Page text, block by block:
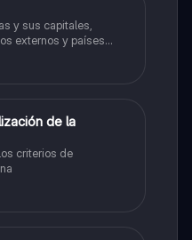
y sus capitales,
externos y países
de la
criterios de